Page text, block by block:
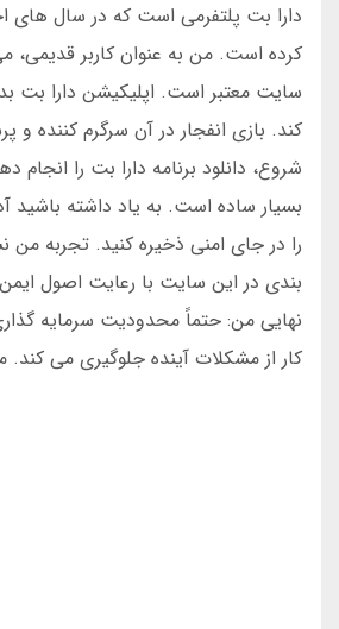
دارا بت پلتفرمی است که در سال های
کرده است. من به عنوان کاربر قدیمی،
سایت معتبر است. اپلیکیشن دارا بت
کند. بازی انفجار در آن سرگرم کننده و
شروع، دانلود برنامه دارا بت را انجام
بسیار ساده است. به یاد داشته باشید
را در جای امنی ذخیره کنید. تجربه
بندی در این سایت با رعایت اصول
نهایی من: حتماً محدودیت سرمایه
کار از مشکلات آینده جلوگیری می کند.